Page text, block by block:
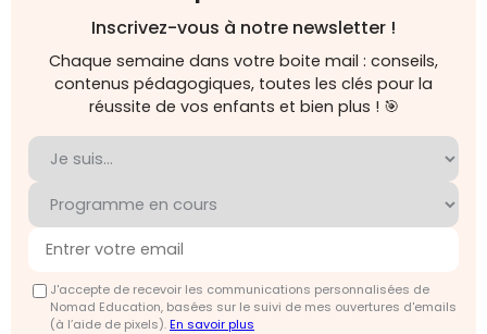
Inscrivez-vous à notre newsletter !
Chaque semaine dans votre boite mail : conseils,
contenus pédagogiques, toutes les clés pour la
réussite de vos enfants et bien plus ! 🎯
J'accepte de recevoir les communications personnalisées de
Nomad Education, basées sur le suivi de mes ouvertures d'emails
(à l’aide de pixels).En savoir plus